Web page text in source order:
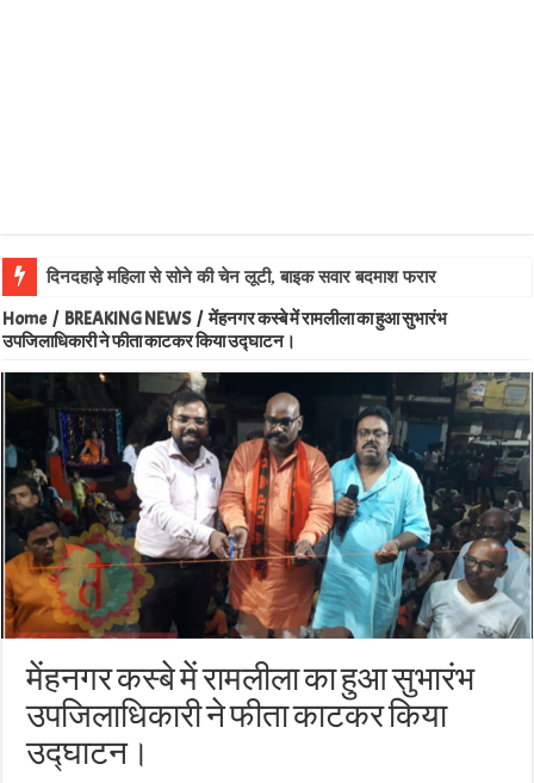
दिनदहाड़े महिला से सोने की चेन लूटी, बाइक सवार बदमाश फरार
Home / BREAKING NEWS / मेंहनगर कस्बे में रामलीला का हुआ सुभारंभ
उपजिलाधिकारी ने फीता काटकर किया उद्घाटन।
मेंहनगर कस्बे में रामलीला का हुआ सुभारंभ
उपजिलाधिकारी ने फीता काटकर किया
उद्घाटन।